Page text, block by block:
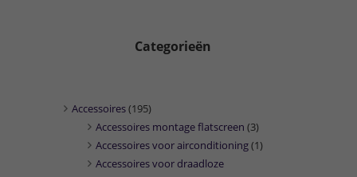
Categorieën
Accessoires(195)
Accessoires montage flatscreen (3)
Accessoires voor airconditioning(1)
Accessoires voor draadloze